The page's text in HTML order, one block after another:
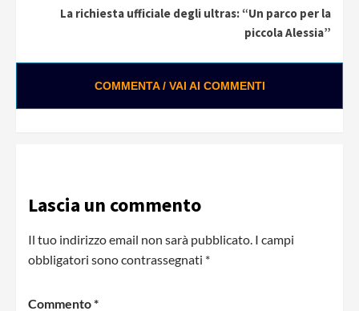
La richiesta ufficiale degli ultras: “Un parco per la
piccola Alessia”
COMMENTA / VAI AI COMMENTI
Lascia un commento
Il tuo indirizzo email non sarà pubblicato. I campi
obbligatori sono contrassegnati *
Commento*